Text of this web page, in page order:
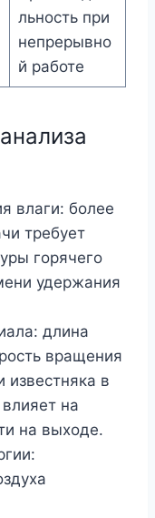
льность при
непрерывно
й работе
влаги: более
требует
горячего
удержания
длина
вращения
в
на
на выходе.